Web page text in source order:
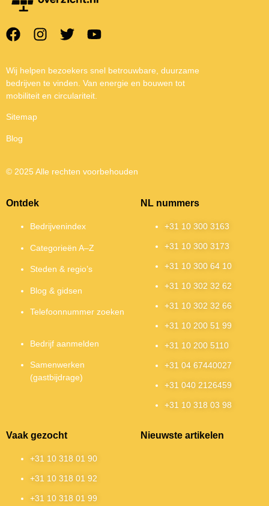
Wij helpen bezoekers snel betrouwbare, duurzame
bedrijven te vinden. Van energie en bouwen tot
mobiliteit en circulariteit.
Sitemap
Blog
© 2025 Alle rechten voorbehouden
Ontdek
Bedrijvenindex
Categorieën A–Z
Steden & regio’s
Blog & gidsen
Telefoonnummer zoeken
Bedrijf aanmelden
Samenwerken
(gastbijdrage)
NL nummers
+31 10 300 3163
+31 10 300 3173
+31 10 300 64 10
+31 10 302 32 62
+31 10 302 32 66
+31 10 200 51 99
+31 10 200 5110
+31 04 67440027
+31 040 2126459
+31 10 318 03 98
Vaak gezocht
+31 10 318 01 90
+31 10 318 01 92
+31 10 318 01 99
Nieuwste artikelen